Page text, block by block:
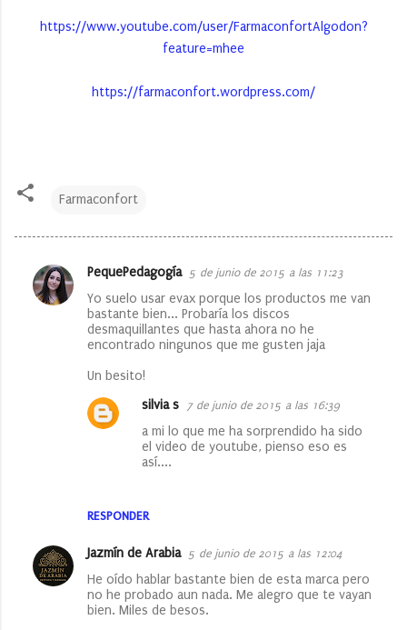
https://www.youtube.com/user/FarmaconfortAlgodon?
feature=mhee
https://farmaconfort.wordpress.com/
Farmaconfort
C
PequePedagogía 5 de junio de 2015 a las 11:23
Yo suelo usar evax porque los productos me van
bastante bien... Probaría los discos
desmaquillantes que hasta ahora no he
encontrado ningunos que me gusten jaja
Un besito!
RESPONDER
silvia s 7 de junio de 2015 a las 16:39
a mi lo que me ha sorprendido ha sido
el video de youtube, pienso eso es
así....
Jazmín de Arabia 5 de junio de 2015 a las 12:04
He oído hablar bastante bien de esta marca pero
no he probado aun nada. Me alegro que te vayan
bien. Miles de besos.